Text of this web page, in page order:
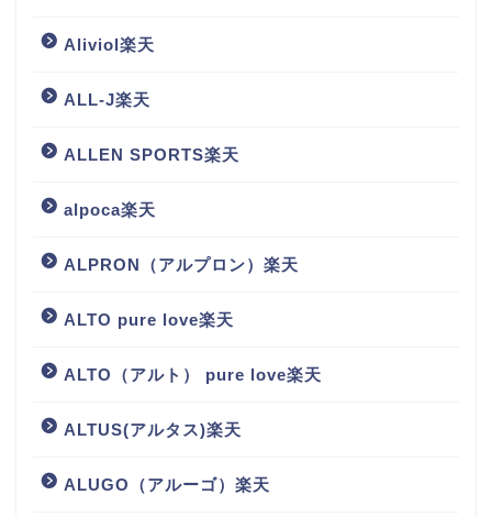
Aliviol楽天
ALL-J楽天
ALLEN SPORTS楽天
alpoca楽天
ALPRON（アルプロン）楽天
ALTO pure love楽天
ALTO（アルト） pure love楽天
ALTUS(アルタス)楽天
ALUGO（アルーゴ）楽天